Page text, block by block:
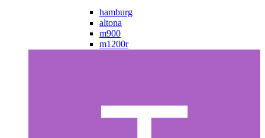
hamburg
altona
m900
m1200r